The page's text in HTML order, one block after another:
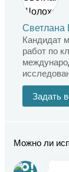
Кандидат
работ по
Задать
Можно ли